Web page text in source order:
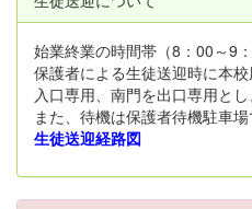
始業終業の時間帯（8：00～9
保護者による生徒送迎時に本
入口専用、南門を出口専用と
また、待機は保護者待機駐車場
生徒送迎経路図